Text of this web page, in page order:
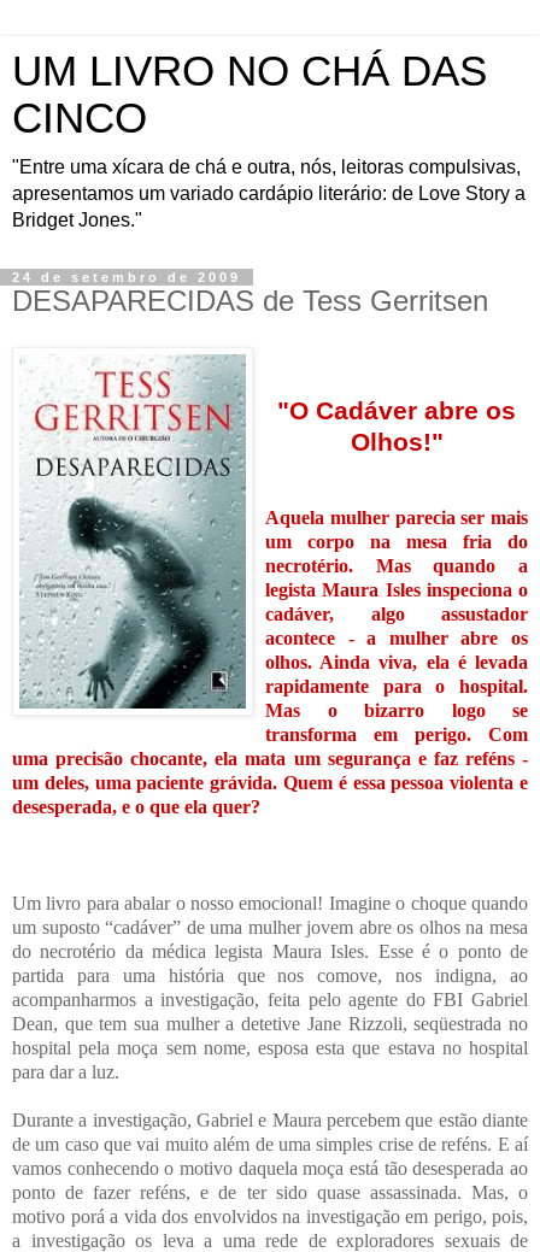
UM LIVRO NO CHÁ DAS
CINCO
"Entre uma xícara de chá e outra, nós, leitoras compulsivas,
apresentamos um variado cardápio literário: de Love Story a
Bridget Jones."
24 de setembro de 2009
DESAPARECIDAS de Tess Gerritsen
"O Cadáver abre os
Olhos!"
Aquela mulher parecia ser mais
um corpo na mesa fria do
necrotério. Mas quando a
legista Maura Isles inspeciona o
cadáver, algo assustador
acontece - a mulher abre os
olhos. Ainda viva, ela é levada
rapidamente para o hospital.
Mas o bizarro logo se
transforma em perigo. Com
uma precisão chocante, ela mata um segurança e faz reféns -
um deles, uma paciente grávida. Quem é essa pessoa violenta e
desesperada, e o que ela quer?
Um livro para abalar o nosso emocional! Imagine o choque quando
um suposto “cadáver” de uma mulher jovem abre os olhos na mesa
do necrotério da médica legista Maura Isles. Esse é o ponto de
partida para uma história que nos comove, nos indigna, ao
acompanharmos a investigação, feita pelo agente do FBI Gabriel
Dean, que tem sua mulher a detetive Jane Rizzoli, seqüestrada no
hospital pela moça sem nome, esposa esta que estava no hospital
para dar a luz.
Durante a investigação, Gabriel e Maura percebem que estão diante
de um caso que vai muito além de uma simples crise de reféns. E aí
vamos conhecendo o motivo daquela moça está tão desesperada ao
ponto de fazer reféns, e de ter sido quase assassinada. Mas, o
motivo porá a vida dos envolvidos na investigação em perigo, pois,
a investigação os leva a uma rede de exploradores sexuais de